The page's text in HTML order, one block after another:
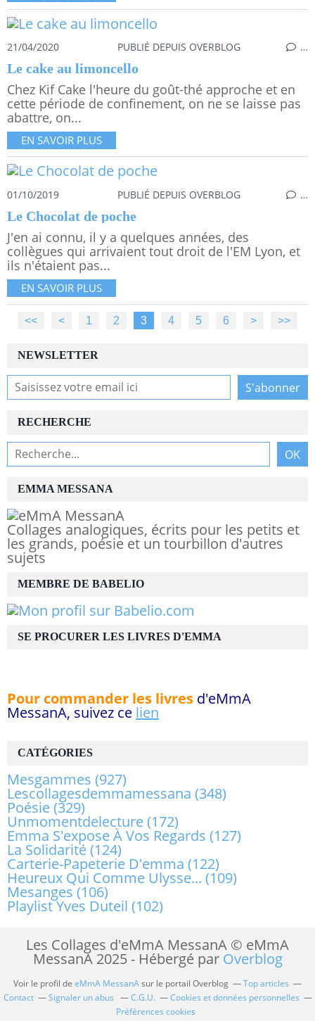
21/04/2020 PUBLIÉ DEPUIS OVERBLOG …
Le cake au limoncello
Chez Kif Cake l'heure du goût-thé approche et en
cette période de confinement, on ne se laisse pas
abattre, on...
EN SAVOIR PLUS
01/10/2019 PUBLIÉ DEPUIS OVERBLOG …
Le Chocolat de poche
J'en ai connu, il y a quelques années, des
collègues qui arrivaient tout droit de l'EM Lyon, et
ils n'étaient pas...
EN SAVOIR PLUS
<< < 1 2 3 4 5 6 > >>
NEWSLETTER
RECHERCHE
EMMA MESSANA
Collages analogiques, écrits pour les petits et
les grands, poésie et un tourbillon d'autres
sujets
CATÉGORIES
Mesgammes (927)
Lescollagesdemmamessana (348)
Poésie(329)
Unmomentdelecture(172)
Emma S'expose À Vos Regards (127)
La Solidarité(124)
Carterie-Papeterie D'emma (122)
Heureux Qui Comme Ulysse... (109)
Mesanges (106)
Playlist Yves Duteil (102)
MEMBRE DE BABELIO
SE PROCURER LES LIVRES D'EMMA
Pour commander les livres d'eMmA
MessanA, suivez ce lien
Les Collages d'eMmA MessanA © eMmA
MessanA 2025 - Hébergé par Overblog
Voir le profil de eMmA MessanAsur le portail Overblog
Top articles
Contact
Signaler un abus C.G.U.
Cookies et données personnelles
Préférences cookies